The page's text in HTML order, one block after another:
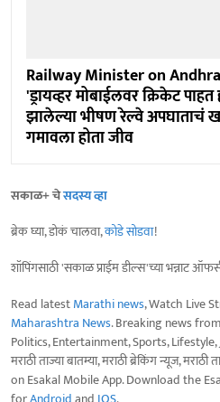
Railway Minister on
'ड्रायव्हर मोबाईलवर क्रिकेट
झालेल्या भीषण रेल्वे अपघाताचं
गमावला होता जीव
सकाळ+ चेसदस्य व्हा
ब्रेक घ्या, डोकं चालवा,कोडे सोडवा!
शॉपिंगसाठी 'सकाळ प्राईम डील्स'च्या भन्नाट
Read latestMarathi news, Watch Live
Maharashtra News. Breaking news
Politics, Entertainment, Sports,
मराठी ताज्या बातम्या, मराठी ब्रेकिंग न्यूज,
on Esakal Mobile App. Download the